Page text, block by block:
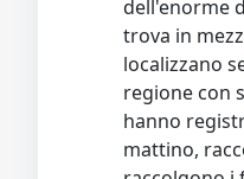
dell'enorme
trova in
localizzano
regione con
hanno
mattino,